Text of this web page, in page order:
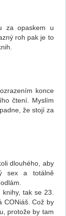
za opaskem u
roh pak je to
konce
čtení. Myslím
že stojí za
dlouhého, aby
sex a totálně
tak se 23.
CONiáš. Což by
protože by tam